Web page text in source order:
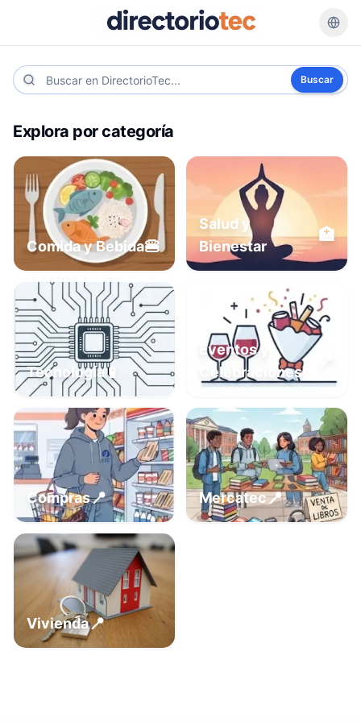
Buscar
Explora por categoría
Comida y Bebida🍔
Salud y
Bienestar
🏥
Tecnología📱
Eventos y
Celebraciones
Compras📍 Mercatec📍
Vivienda📍